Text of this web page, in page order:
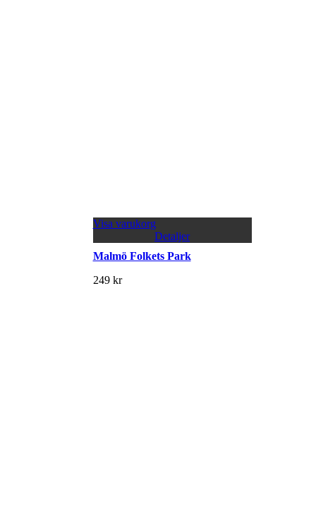
Visa varukorg
Detaljer
Malmö Folkets Park
249 kr